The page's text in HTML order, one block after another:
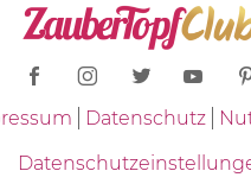
Datenschutz